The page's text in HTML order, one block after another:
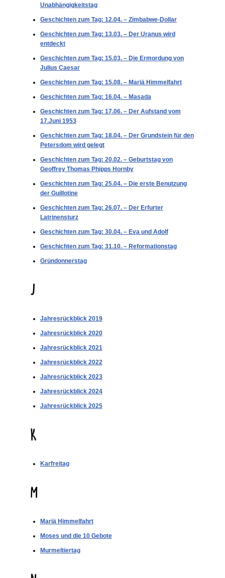
Unabhängigkeitstag
Geschichten zum Tag: 12.04. – Zimbabwe-Dollar
Geschichten zum Tag: 13.03. – Der Uranus wird
entdeckt
Geschichten zum Tag: 15.03. – Die Ermordung von
Julius Caesar
Geschichten zum Tag: 15.08. – Mariä Himmelfahrt
Geschichten zum Tag: 16.04. – Masada
Geschichten zum Tag: 17.06. – Der Aufstand vom
17.Juni 1953
Geschichten zum Tag: 18.04. – Der Grundstein für den
Petersdom wird gelegt
Geschichten zum Tag: 20.02. – Geburtstag von
Geoffrey Thomas Phipps Hornby
Geschichten zum Tag: 25.04. – Die erste Benutzung
der Guillotine
Geschichten zum Tag: 26.07. – Der Erfurter
Latrinensturz
Geschichten zum Tag: 30.04. – Eva und Adolf
Geschichten zum Tag: 31.10. – Reformationstag
Gründonnerstag
J
Jahresrückblick 2019
Jahresrückblick 2020
Jahresrückblick 2021
Jahresrückblick 2022
Jahresrückblick 2023
Jahresrückblick 2024
Jahresrückblick 2025
K
Karfreitag
M
Mariä Himmelfahrt
Moses und die 10 Gebote
Murmeltiertag